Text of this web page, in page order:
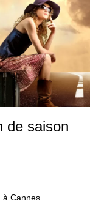
de saison
à Cannes